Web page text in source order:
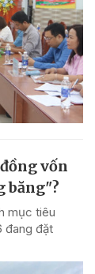
vốn
băng"?
mục tiêu
đang đặt